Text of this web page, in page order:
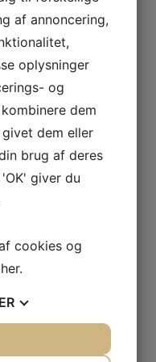
#LivPåLandet
#
og vægten vil altid
af annoncering,
oplysninger
og
dem
dem eller
brug af deres
giver du
cookies og
her.